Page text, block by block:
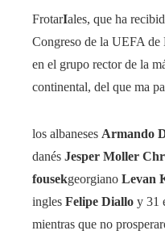
FrotarIales, que ha
Congreso de la UEFA
en el grupo rector de la
continental, del que ma
los albaneses Armando
danés Jesper Moller
fousekgeorgiano Levan
ingles Felipe Diallo y 31
mientras que no